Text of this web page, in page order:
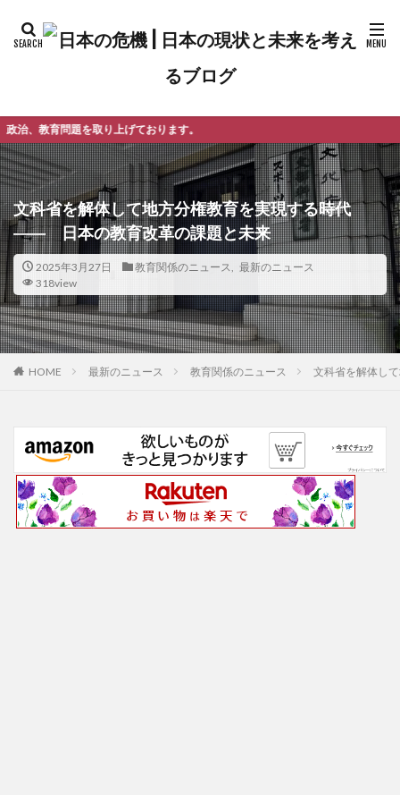
ております。
文科省を解体して地方分権教育を実現する時代
―― 日本の教育改革の課題と未来
2025年3月27日 教育関係のニュース
最新のニュース
318view
HOME 最新のニュース 教育関係のニュース 文科省を解体し